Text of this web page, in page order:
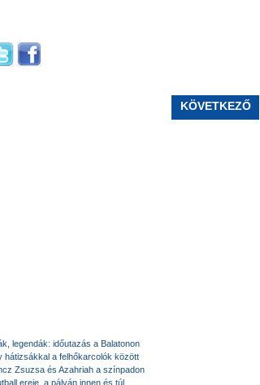
KÖVETKEZŐ
legendák: időutazás a Balatonon
hátizsákkal a felhőkarcolók között
Zsuzsa és Azahriah a színpadon
ereje, a pályán innen és túl